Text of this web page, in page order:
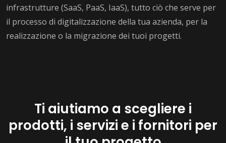
infrastrutture (SaaS, PaaS, IaaS), tutto ciò che serve per
il processo di digitalizzazione della tua azienda, per la
realizzazione o la migrazione dei tuoi progetti.
Ti aiutiamo a scegliere i
prodotti, i servizi e i fornitori per